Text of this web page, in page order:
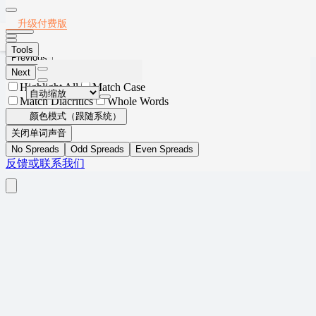
2022年考研英语一
Thumbnails
Current Outline Item
Previous
Next
Highlight All
Match Case
Match Diacritics
Whole Words
颜色模式（跟随系统）
关闭单词声音
No Spreads
Odd Spreads Even Spreads
反馈或联系我们
升级付费版
Tools